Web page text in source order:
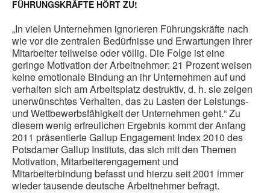
FÜHRUNGSKRÄFTE HÖRT ZU!
„In vielen Unternehmen ignorieren Führungskräfte nach
wie vor die zentralen Bedürfnisse und Erwartungen ihrer
Mitarbeiter teilweise oder völlig. Die Folge ist eine
geringe Motivation der Arbeitnehmer: 21 Prozent weisen
keine emotionale Bindung an ihr Unternehmen auf und
verhalten sich am Arbeitsplatz destruktiv, d. h. sie zeigen
unerwünschtes Verhalten, das zu Lasten der Leistungs-
und Wettbewerbsfähigkeit der Unternehmen geht.“ Zu
diesem wenig erfreulichen Ergebnis kommt der Anfang
2011 präsentierte Gallup Engagement Index 2010 des
Potsdamer Gallup Instituts, das sich mit den Themen
Motivation, Mitarbeiterengagement und
Mitarbeiterbindung befasst und hierzu seit 2001 immer
wieder tausende deutsche Arbeitnehmer befragt.